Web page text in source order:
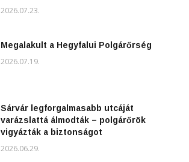
2026.07.23.
Megalakult a Hegyfalui Polgárőrség
2026.07.19.
Sárvár legforgalmasabb utcáját
varázslattá álmodták – polgárőrök
vigyázták a biztonságot
2026.06.29.